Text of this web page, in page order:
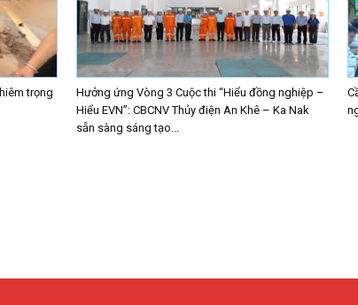
trọng
Hưởng ứng Vòng 3 Cuộc thi “Hiểu đồng nghiệp –
Hiểu EVN”: CBCNV Thủy điện An Khê – Ka Nak
sẵn sàng sáng tạo...